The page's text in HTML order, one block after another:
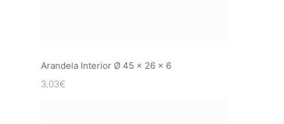
Arandela Interior Ø 45 x 26 x 6
3,03€